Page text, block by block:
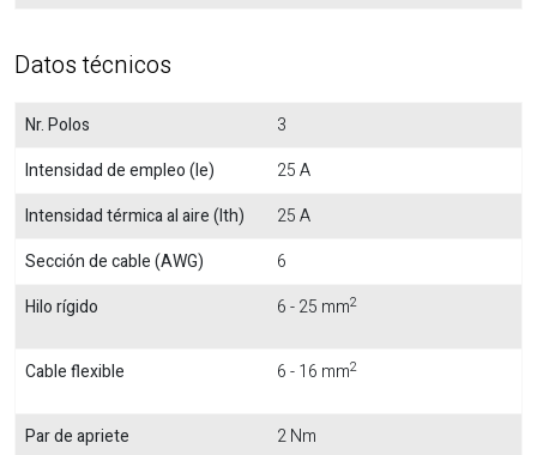
Datos técnicos
Nr. Polos
3
Intensidad de empleo (Ie)
25 A
Intensidad térmica al aire (Ith)
25 A
Sección de cable (AWG)
6
Hilo rígido
6 - 25 mm2
Cable flexible 6 - 16 mm2
Par de apriete 2 Nm